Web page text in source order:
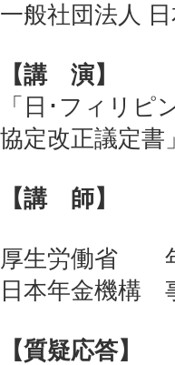
一般社団法人
【講 演】
「日･フィリ
協定改正議定書
【講 師】
厚生労働省
日本年金機構
【質疑応答】